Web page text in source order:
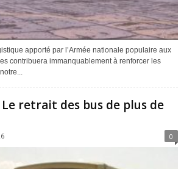
apporté par l’Armée nationale populaire aux
contribuera immanquablement à renforcer les
Le retrait des bus de plus de
0